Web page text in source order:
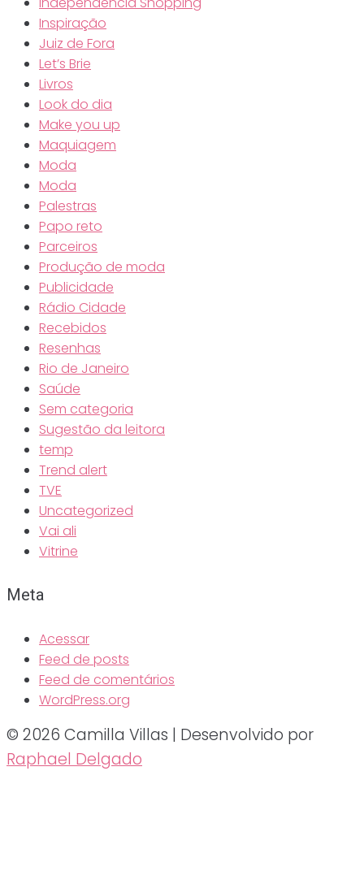
Inspiração
Juiz de Fora
Let’s Brie
Livros
Look do dia
Make you up
Maquiagem
Moda
Moda
Palestras
Papo reto
Parceiros
Produção de moda
Publicidade
Rádio Cidade
Recebidos
Resenhas
Rio de Janeiro
Saúde
Sem categoria
Sugestão da leitora
temp
Trend alert
TVE
Uncategorized
Vai ali
Vitrine
Meta
Acessar
Feed de posts
Feed de comentários
WordPress.org
© 2026 Camilla Villas | Desenvolvido por
Raphael Delgado